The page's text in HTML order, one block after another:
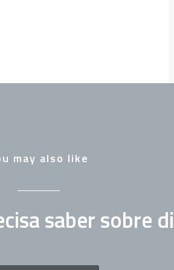
may also like
saber sobre